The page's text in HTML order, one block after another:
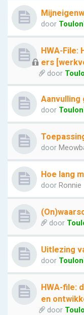
door
HWA-File:
ers
door
door
door
Hoe lang
door Ronnie
door
Uitlezing
door
HWA-file:
en
door